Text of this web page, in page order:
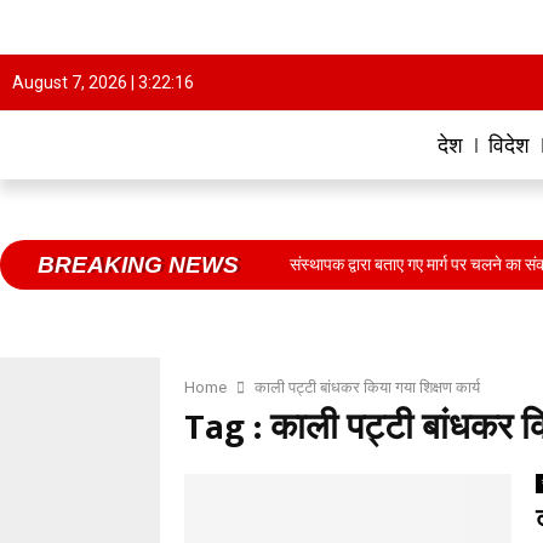
August 7, 2026 | 3:22:16
देश विदेश
BREAKING NEWS
दिवस के रूप में मनाई, पत्रकारों ने संस्थापक द्वारा बताए गए मार्ग पर चलने का संकल्प*
Home काली पट्टी बांधकर किया गया शिक्षण कार्य
Tag : काली पट्टी बांधकर